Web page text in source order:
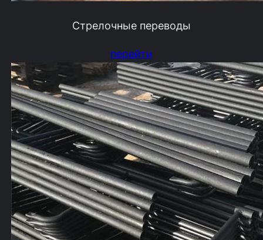
Стрелочные переводы
перейти